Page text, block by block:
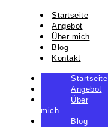
Startseite
Angebot
Über mich
Blog
Kontakt
Startseite
Angebot
Über
mich
Blog